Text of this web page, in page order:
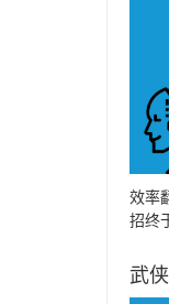
效率
招终
武